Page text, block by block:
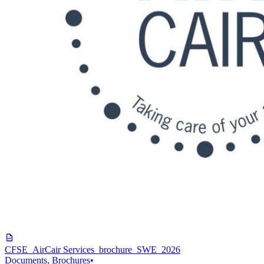
CFSE_AirCair Services_brochure_SWE_2026
Documents, Brochures•